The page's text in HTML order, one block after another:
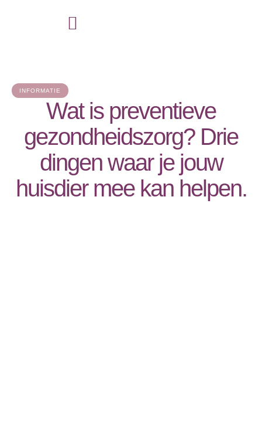
INFORMATIE
Wat is preventieve
gezondheidszorg? Drie
dingen waar je jouw
huisdier mee kan helpen.